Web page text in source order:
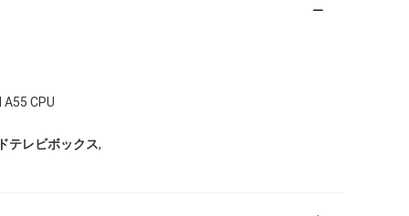
CPU
テレビボックス,